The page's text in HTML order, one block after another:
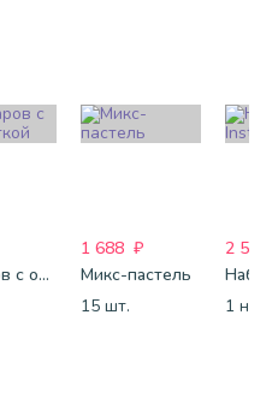
25 шаров с обработкой
1 688 ₽
Микс-пастель
15 шт.
2 507
1